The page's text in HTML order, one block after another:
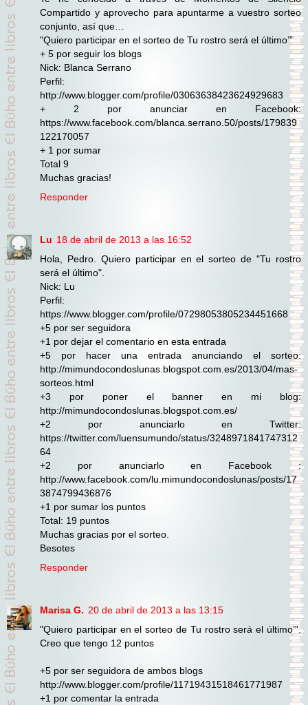
Compartido y aprovecho para apuntarme a vuestro sorteo
conjunto, así que…
"Quiero participar en el sorteo de Tu rostro será el último’”
+ 5 por seguir los blogs
Nick: Blanca Serrano
Perfil:
http://www.blogger.com/profile/03063638423624929683
+ 2 por anunciar en Facebook:
https://www.facebook.com/blanca.serrano.50/posts/179839
122170057
+ 1 por sumar
Total 9
Muchas gracias!
Responder
Lu 18 de abril de 2013 a las 16:52
Hola, Pedro. Quiero participar en el sorteo de "Tu rostro
será el último".
Nick: Lu
Perfil:
https://www.blogger.com/profile/07298053805234451668
+5 por ser seguidora
+1 por dejar el comentario en esta entrada
+5 por hacer una entrada anunciando el sorteo:
http://mimundocondoslunas.blogspot.com.es/2013/04/mas-
sorteos.html
+3 por poner el banner en mi blog:
http://mimundocondoslunas.blogspot.com.es/
+2 por anunciarlo en Twitter:
https://twitter.com/luensumundo/status/3248971841747312
64
+2 por anunciarlo en Facebook :
http://www.facebook.com/lu.mimundocondoslunas/posts/17
3874799436876
+1 por sumar los puntos
Total: 19 puntos
Muchas gracias por el sorteo.
Besotes
Responder
Marisa G. 20 de abril de 2013 a las 13:15
"Quiero participar en el sorteo de Tu rostro será el último’”.
Creo que tengo 12 puntos
+5 por ser seguidora de ambos blogs
http://www.blogger.com/profile/11719431518461771987
+1 por comentar la entrada